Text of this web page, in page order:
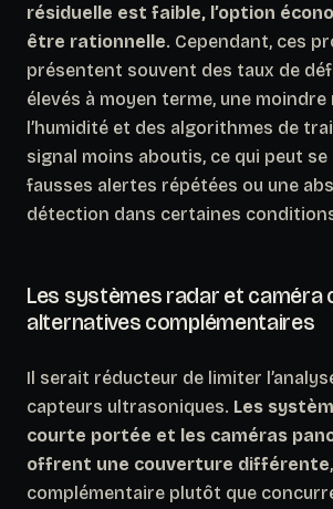
résiduelle est faible, l’option
être rationnelle. Cependant, ces
présentent souvent des taux de
élevés à moyen terme, une
l’humidité et des algorithmes de
signal moins aboutis, ce qui peut
fausses alertes répétées ou une
détection dans certaines
Les systèmes radar et caméra
alternatives complémentaires
Il serait réducteur de limiter
capteurs ultrasoniques. Les
courte portée et les caméras
offrent une couverture différente
complémentaire plutôt que